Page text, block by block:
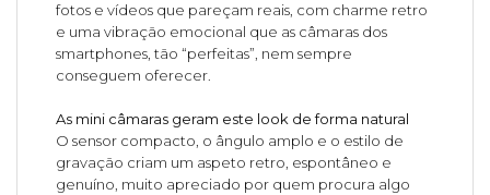
fotos e vídeos que pareçam reais, com charme retro
e uma vibração emocional que as câmaras dos
smartphones, tão “perfeitas”, nem sempre
conseguem oferecer.
As mini câmaras geram este look de forma natural
O sensor compacto, o ângulo amplo e o estilo de
gravação criam um aspeto retro, espontâneo e
genuíno, muito apreciado por quem procura algo